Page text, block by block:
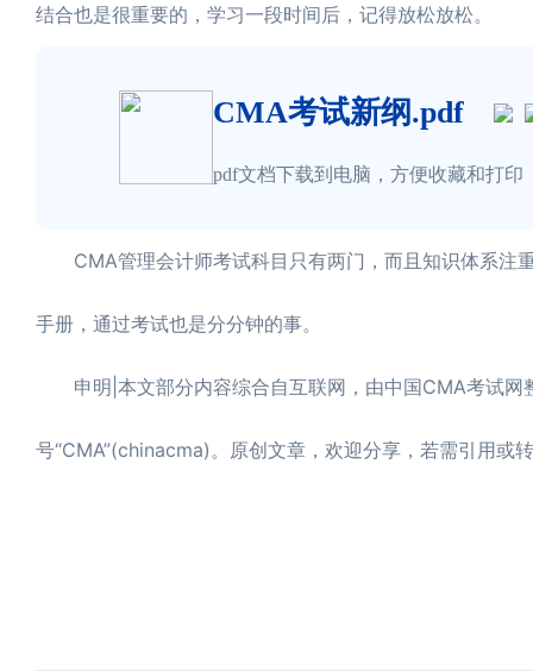
结合也是很重要的，学习一段时间后，记得放松放松。
CMA考试新纲.pdf
pdf文档下载到电脑，方便收藏和打印
CMA管理会计师考试科目只有两门，而且知识体系注
手册，通过考试也是分分钟的事。
申明|本文部分内容综合自互联网，由中国CMA考试网
号“CMA”(chinacma)。原创文章，欢迎分享，若需引用或